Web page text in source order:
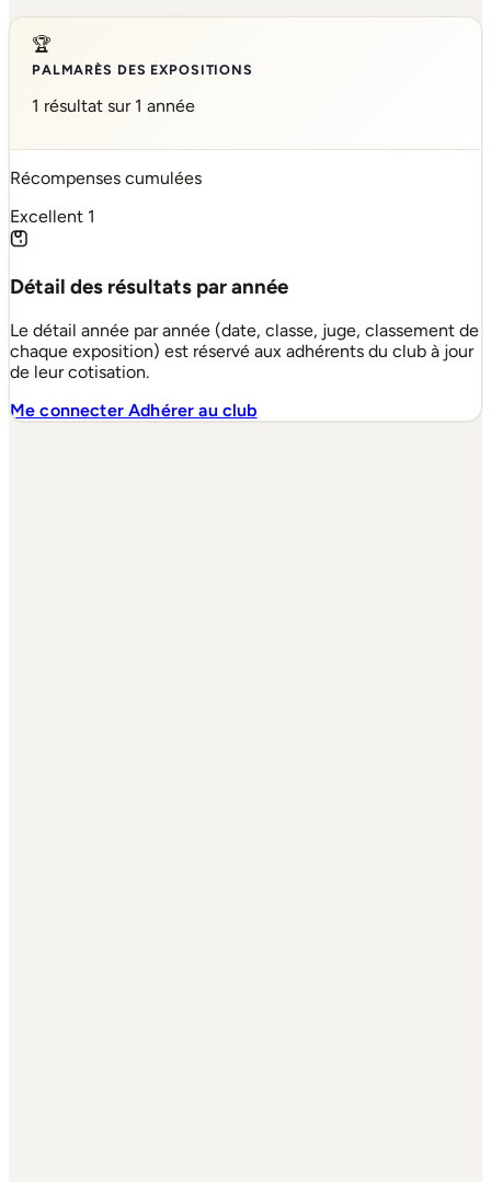
🏆
PALMARÈS DES EXPOSITIONS
1 résultat sur 1 année
Récompenses cumulées
Excellent 1
Détail des résultats par année
Le détail année par année (date, classe, juge, classement de
chaque exposition) est réservé aux adhérents du club à jour
de leur cotisation.
Me connecterAdhérer au club